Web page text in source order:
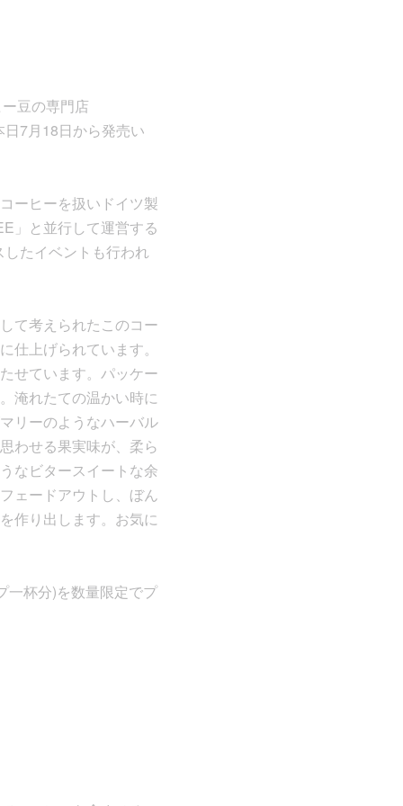
豆の専門店
7月18日から発売い
ーヒーを扱いドイツ製
」と並行して運営する
たイベントも行われ
て考えられたこのコー
仕上げられています。
せています。パッケー
淹れたての温かい時に
リーのようなハーバル
わせる果実味が、柔ら
なビタースイートな余
ェードアウトし、ぼん
作り出します。お気に
杯分)を数量限定でプ